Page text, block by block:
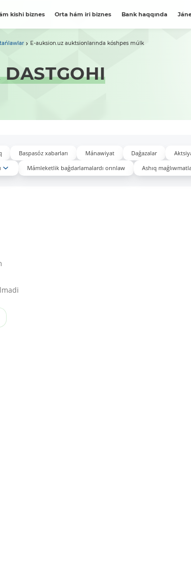
kishi biznes Orta hám iri biznes Bank haqqında
E-auksion.uz auktsionlarında kóshpes múlk
Baspasóz xabarları Mánawiyat Daǵazalar
Mámleketlik baǵdarlamalardı orınlaw Ashıq